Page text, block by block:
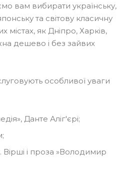
вам вибирати українську,
та світову класичну
містах, як Дніпро, Харків,
дешево і без зайвих
особливої ​​уваги
Данте Аліг'єрі;
і проза »Володимир